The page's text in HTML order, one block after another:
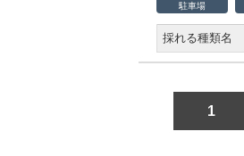
駐車場
採れる種類名
1